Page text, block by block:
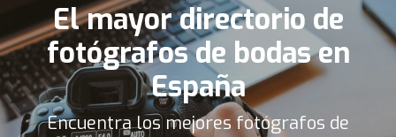
El mayor directorio de
fotógrafos de bodas en
España
Encuentra los mejores fotógrafos de